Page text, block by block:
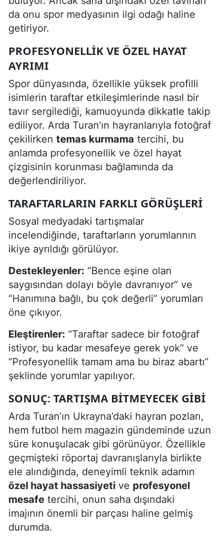
da onu spor medyasının ilgi odağı haline
getiriyor.
PROFESYONELLIK VE ÖZEL HAYAT
AYRIMI
Spor dünyasında, özellikle yüksek profilli
isimlerin taraftar etkileşimlerinde nasıl bir
tavır sergilediği, kamuoyunda dikkatle takip
ediliyor. Arda Turan’ın hayranlarıyla fotoğraf
çekilirken temas kurmama tercihi, bu
anlamda profesyonellik ve özel hayat
çizgisinin korunması bağlamında da
değerlendiriliyor.
TARAFTARLARIN FARKLI GÖRÜŞLERI
Sosyal medyadaki tartışmalar
incelendiğinde, taraftarların yorumlarının
ikiye ayrıldığı görülüyor.
Destekleyenler: “Bence eşine olan
saygısından dolayı böyle davranıyor” ve
“Hanımına bağlı, bu çok değerli” yorumları
öne çıkıyor.
Eleştirenler: “Taraftar sadece bir fotoğraf
istiyor, bu kadar mesafeye gerek yok” ve
“Profesyonellik tamam ama bu biraz abartı”
şeklinde yorumlar yapılıyor.
SONUÇ: TARTIŞMA BITMEYECEK GIBI
Arda Turan’ın Ukrayna’daki hayran pozları,
hem futbol hem magazin gündeminde uzun
süre konuşulacak gibi görünüyor. Özellikle
geçmişteki röportaj davranışlarıyla birlikte
ele alındığında, deneyimli teknik adamın
özel hayat hassasiyeti ve profesyonel
mesafe tercihi, onun saha dışındaki
imajının önemli bir parçası haline gelmiş
durumda.